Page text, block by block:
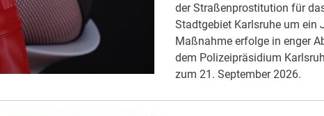
der Straßenprostitution für
Stadtgebiet Karlsruhe um ein
Maßnahme erfolge in enger
dem Polizeipräsidium
zum 21. September 2026.